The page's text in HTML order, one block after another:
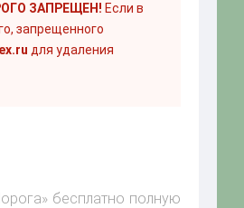
ЗАПРЕЩЕН! Если в
запрещенного
для удаления
бесплатно полную